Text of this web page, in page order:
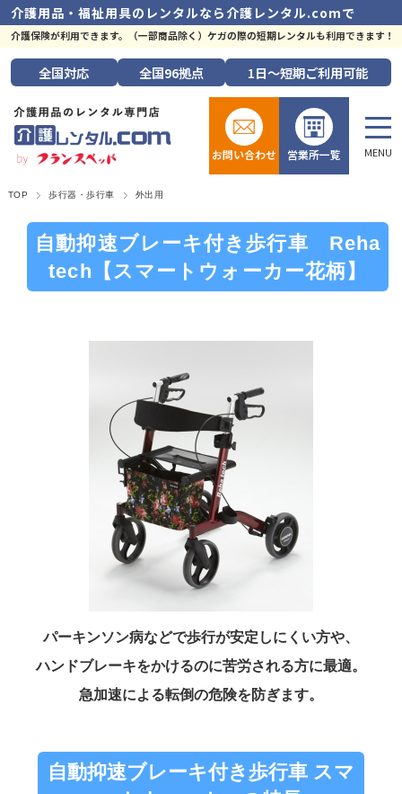
介護用品・福祉用具のレンタルなら 介護レンタル.comで
介護保険が利用できます。（一部商品除く）ケガの際の短期レンタルも利用できます！
全国対応 全国96拠点 1日～短期ご利用可能
お問い合わせ 営業所一覧
TOP 歩行器・歩行車 外出用
自動抑速ブレーキ付き歩行車 Reha
tech【スマートウォーカー花柄】
パーキンソン病などで歩行が安定しにくい方や、
ハンドブレーキをかけるのに苦労される方に最適。
急加速による転倒の危険を防ぎます。
自動抑速ブレーキ付き歩行車 スマ